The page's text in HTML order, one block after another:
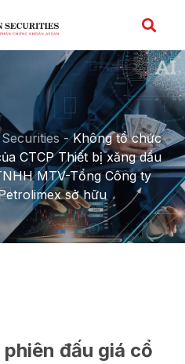
-Không tổ chức
CTCP Thiết bị xăng dầu
MTV-Tổng Công ty
sở hữu
đấu giá cổ